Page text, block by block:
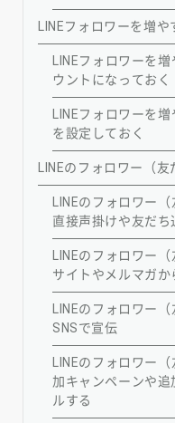
LINEフォロワーを増
LINEフォロワーを
ウントになっておく
LINEフォロワーを
を設定しておく
LINEのフォロワー（
LINEのフォロワー
直接声掛けや友だち
LINEのフォロワー
サイトやメルマガか
LINEのフォロワー
SNSで宣伝
LINEのフォロワー
加キャンペーンや
ルする